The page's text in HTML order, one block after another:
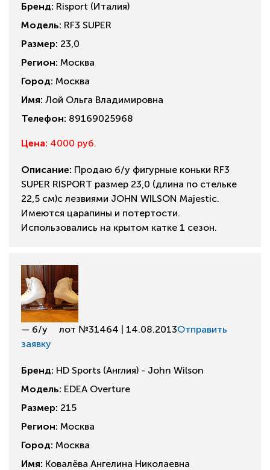
Бренд: Risport (Италия)
Модель: RF3 SUPER
Размер: 23,0
Регион: Москва
Город: Москва
Имя: Лой Ольга Владимировна
Телефон: 89169025968
Цена: 4000 руб.
Описание: Продаю б/у фигурные коньки RF3
SUPER RISPORT размер 23,0 (длина по стельке
22,5 см)с лезвиями JOHN WILSON Majestic.
Имеются царапины и потертости.
Использовались на крытом катке 1 сезон.
— б/у лот №31464 | 14.08.2013Отправить
заявку
Бренд: HD Sports (Англия) - John Wilson
Модель:
EDEA Overture
Размер: 215
Регион: Москва
Город: Москва
Имя: Ковалёва Ангелина Николаевна